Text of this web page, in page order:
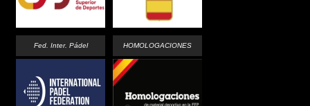
Fed. Inter. Pádel HOMOLOGACIONES